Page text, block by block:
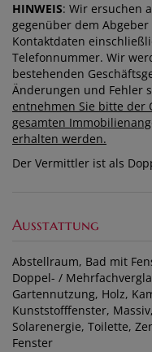
HINWEIS: Wir ersuchen
gegenüber dem
Kontaktdaten
Telefonnummer. Wir
bestehenden
Änderungen und Fehler
entnehmen Sie bitte der
gesamten
erhalten werden.
Der Vermittler ist als
Ausstattung
Abstellraum Bad mit
Doppel- /
Gartennutzung Holz
Kunststofffenster Massiv
Solarenergie Toilette
Fenster